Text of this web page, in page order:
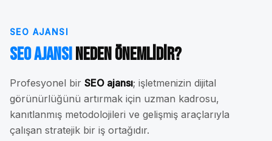
SEO AJANSI
SEO AjansıNeden Önemlidir?
Profesyonel bir SEO ajansı; işletmenizin dijital
görünürlüğünü artırmak için uzman kadrosu,
kanıtlanmış metodolojileri ve gelişmiş araçlarıyla
çalışan stratejik bir iş ortağıdır.